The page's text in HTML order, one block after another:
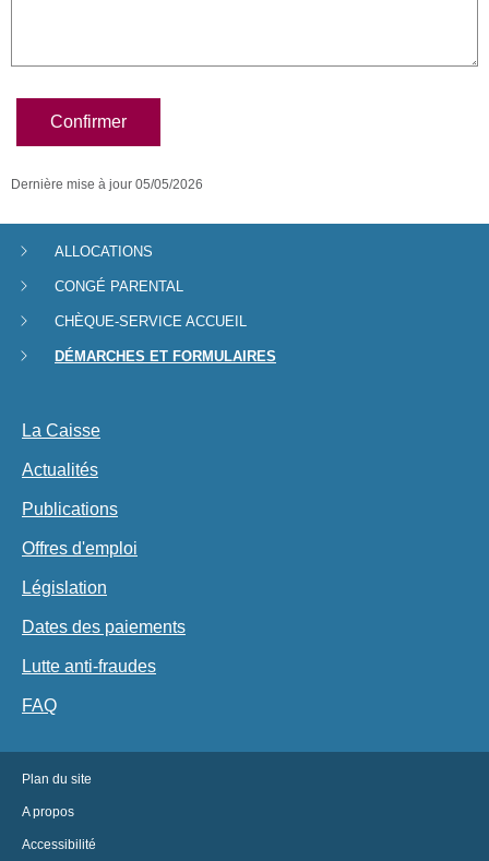
Confirmer
Dernière mise à jour05/05/2026
Menu
de
navigation
ALLOCATIONS
CONGÉ PARENTAL
CHÈQUE-SERVICE ACCUEIL
DÉMARCHES ET FORMULAIRES
La Caisse
Actualités
Publications
Offres d'emploi
Législation
Dates des paiements
Lutte anti-fraudes
FAQ
Plan du site
A propos
Accessibilité